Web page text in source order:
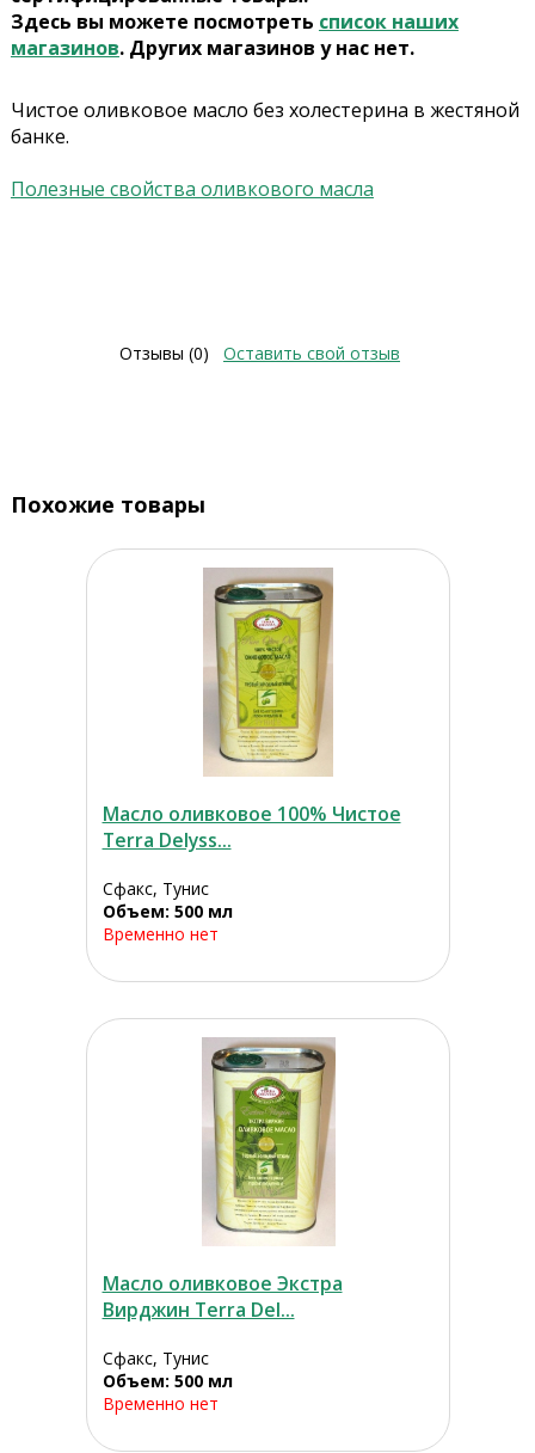
Здесь вы можете посмотреть список наших
магазинов. Других магазинов у нас нет.
Чистое оливковое масло без холестерина в жестяной
банке.
Полезные свойства оливкового масла
Отзывы (0) Оставить свой отзыв
Похожие товары
Масло оливковое 100% Чистое
Terra Delyss...
Сфакс, Тунис
Объем: 500 мл
Временно нет
Масло оливковое Экстра
Вирджин Terra Del...
Сфакс, Тунис
Объем: 500 мл
Временно нет